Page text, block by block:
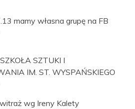
mamy własna grupę na FB
SZTUKI I
IM. ST. WYSPAŃSKIEGO
wg Ireny Kalety